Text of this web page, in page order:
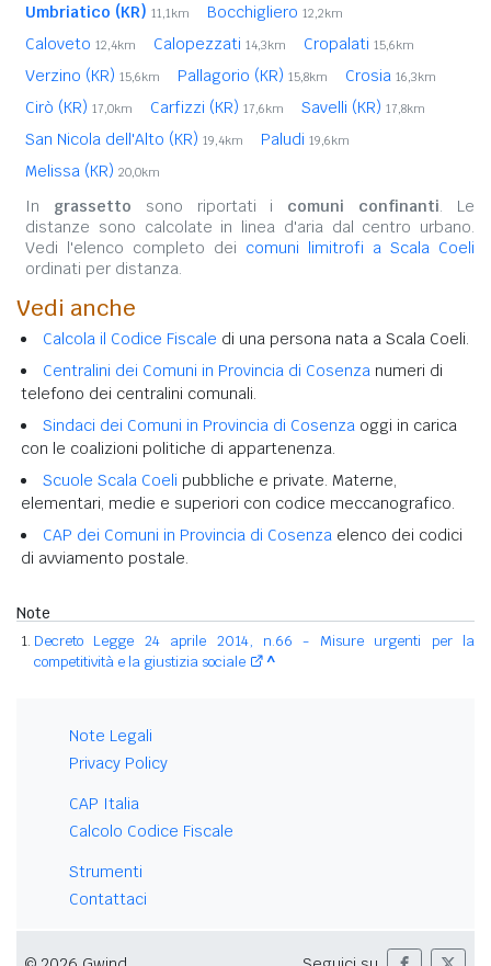
Umbriatico (KR) 11,1km Bocchigliero 12,2km
Caloveto 12,4km Calopezzati 14,3km Cropalati 15,6km
Verzino (KR) 15,6km Pallagorio (KR) 15,8km Crosia 16,3km
Cirò (KR) 17,0km Carfizzi (KR) 17,6km Savelli (KR) 17,8km
San Nicola dell'Alto (KR) 19,4km Paludi 19,6km
Melissa (KR) 20,0km
In grassetto sono riportati i comuni confinanti. Le
distanze sono calcolate in linea d'aria dal centro urbano.
Vedi l'elenco completo dei comuni limitrofi a Scala Coeli
ordinati per distanza.
Vedi anche
Calcola il Codice Fiscale di una persona nata a Scala Coeli.
Centralini dei Comuni in Provincia di Cosenza numeri di
telefono dei centralini comunali.
Sindaci dei Comuni in Provincia di Cosenza oggi in carica
con le coalizioni politiche di appartenenza.
Scuole Scala Coeli pubbliche e private. Materne,
elementari, medie e superiori con codice meccanografico.
CAP dei Comuni in Provincia di Cosenza elenco dei codici
di avviamento postale.
Note
Decreto Legge 24 aprile 2014, n.66 - Misure urgenti per la
competitività e la giustizia sociale
^
Note Legali
Privacy Policy
CAP Italia
Calcolo Codice Fiscale
Strumenti
Contattaci